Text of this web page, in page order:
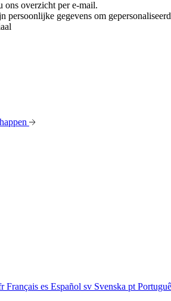
ons overzicht per e-mail.
gegevens om
Français es Español sv Svenska pt